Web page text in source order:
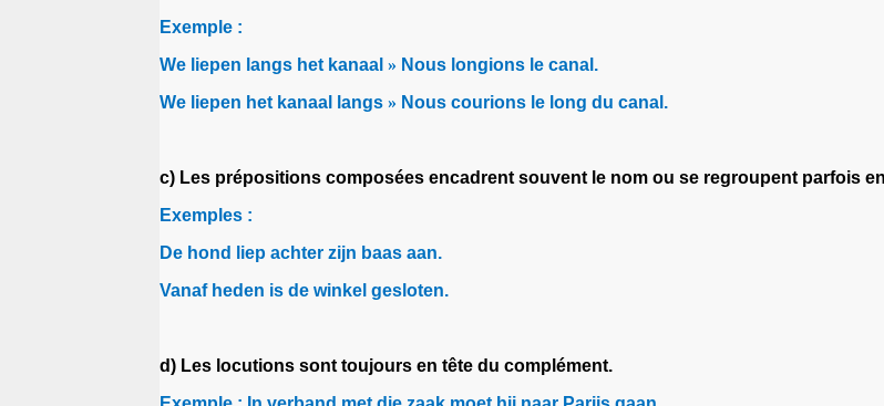
Exemple :
We liepen langs het kanaal » Nous longions le canal.
We liepen het kanaal langs » Nous courions le long du canal.
c) Les prépositions composées encadrent souvent le nom ou se regroupent parfois
Exemples :
De hond liep achter zijn baas aan.
Vanaf heden is de winkel gesloten.
d) Les locutions sont toujours en tête du complément.